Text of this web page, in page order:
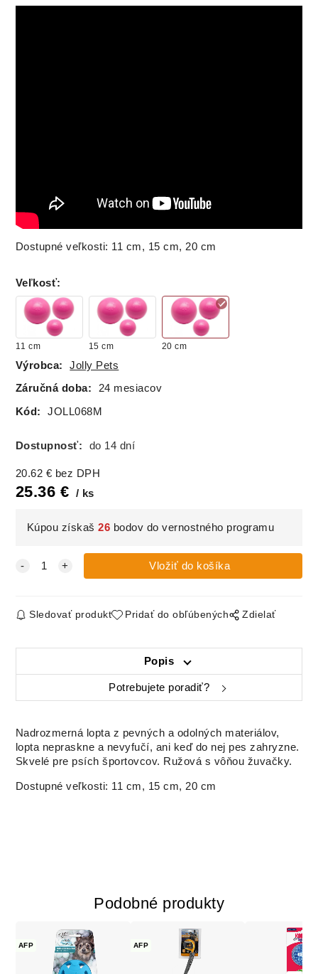
Dostupné veľkosti: 11 cm, 15 cm, 20 cm
Veľkosť:
11 cm 15 cm 20 cm
Výrobca: Jolly Pets
Záručná doba: 24 mesiacov
Kód: JOLL068M
Dostupnosť: do 14 dní
20.62 € bez DPH
25.36 € ks
Kúpou získaš26 bodov do vernostného programu
Sledovať produkt Pridať do obľúbených Zdielať
Popis
Potrebujete poradiť?
Nadrozmerná lopta z pevných a odolných materiálov,
lopta nepraskne a nevyfučí, ani keď do nej pes zahryzne.
Skvelé pre psích športovcov. Ružová s vôňou žuvačky.
Dostupné veľkosti: 11 cm, 15 cm, 20 cm
Podobné produkty
AFP AFP